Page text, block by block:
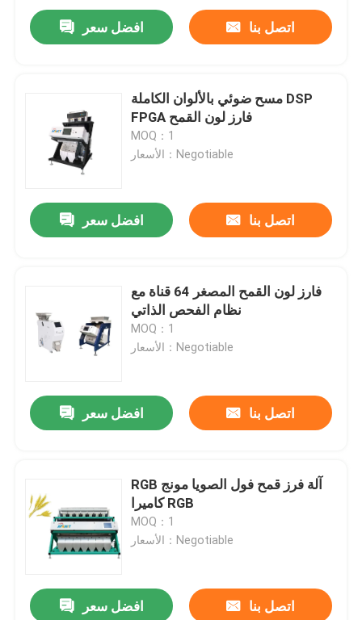
افضل سعر اتصل بنا
مسح ضوئي بالألوان الكاملة DSP
FPGA فارز لون القمح
MOQ：1
الأسعار：Negotiable
افضل سعر اتصل بنا
فارز لون القمح المصغر 64 قناة مع
نظام الفحص الذاتي
MOQ：1
الأسعار：Negotiable
افضل سعر اتصل بنا
RGB آلة فرز قمح فول الصويا مونج
كاميرا RGB
MOQ：1
الأسعار：Negotiable
افضل سعر اتصل بنا